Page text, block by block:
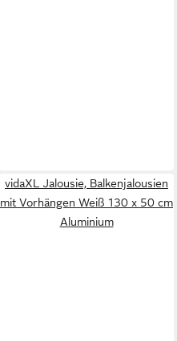
vidaXL Jalousie, Balkenjalousien
mit Vorhängen Weiß 130 x 50 cm
Aluminium